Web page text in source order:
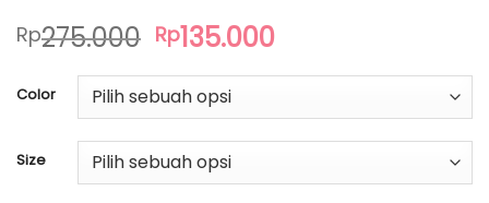
Rp275.000 Harga
adalah:
Rp275.000.
Rp135.000Harga
adalah:
Rp135.000.
Color
Size